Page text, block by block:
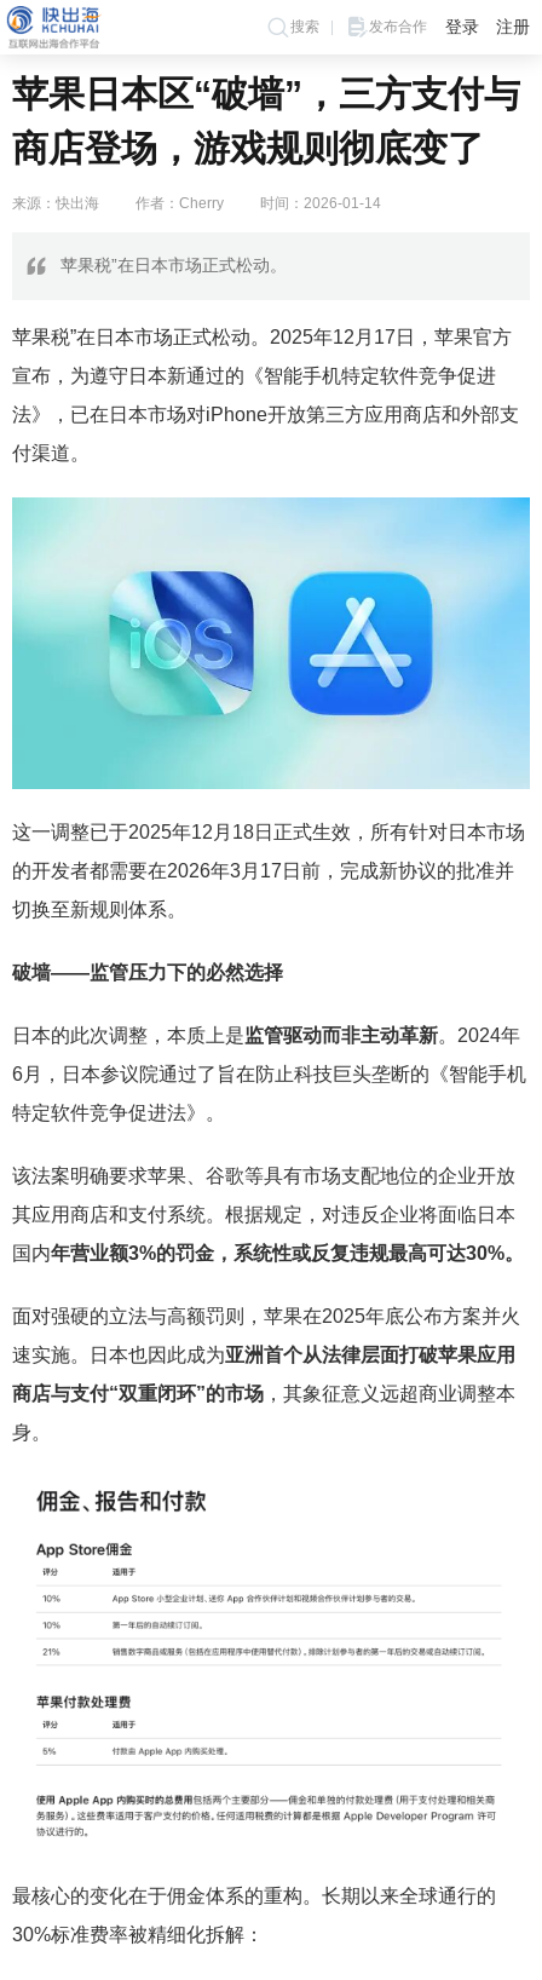
搜索 发布合作 登录 注册
苹果日本区“破墙”，三方支付与
商店登场，游戏规则彻底变了
来源：快出海 作者：Cherry 时间：2026-01-14
苹果税”在日本市场正式松动。
苹果税”在日本市场正式松动。2025年12月17日，苹果官方
宣布，为遵守日本新通过的《智能手机特定软件竞争促进
法》，已在日本市场对iPhone开放第三方应用商店和外部支
付渠道。
这一调整已于2025年12月18日正式生效，所有针对日本市场
的开发者都需要在2026年3月17日前，完成新协议的批准并
切换至新规则体系。
破墙——监管压力下的必然选择
日本的此次调整，本质上是监管驱动而非主动革新。2024年
6月，日本参议院通过了旨在防止科技巨头垄断的《智能手机
特定软件竞争促进法》。
该法案明确要求苹果、谷歌等具有市场支配地位的企业开放
其应用商店和支付系统。根据规定，对违反企业将面临日本
国内年营业额3%的罚金，系统性或反复违规最高可达30%。
面对强硬的立法与高额罚则，苹果在2025年底公布方案并火
速实施。日本也因此成为亚洲首个从法律层面打破苹果应用
商店与支付“双重闭环”的市场 ，其象征意义远超商业调整本
身。
最核心的变化在于佣金体系的重构。长期以来全球通行的
30%标准费率被精细化拆解：